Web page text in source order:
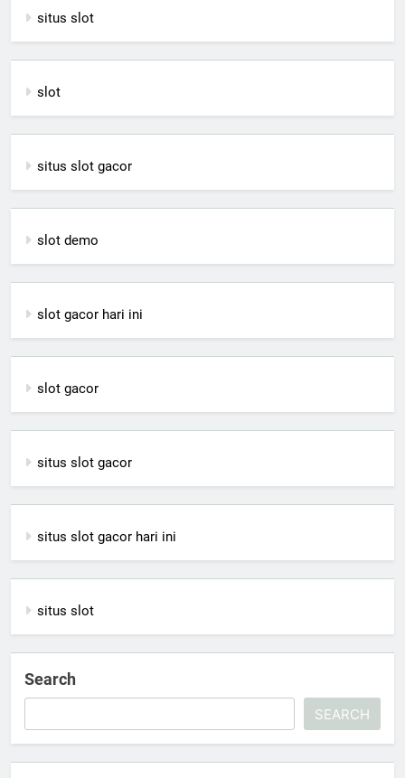
situs slot
slot
situs slot gacor
slot demo
slot gacor hari ini
slot gacor
situs slot gacor
situs slot gacor hari ini
situs slot
Search
SEARCH